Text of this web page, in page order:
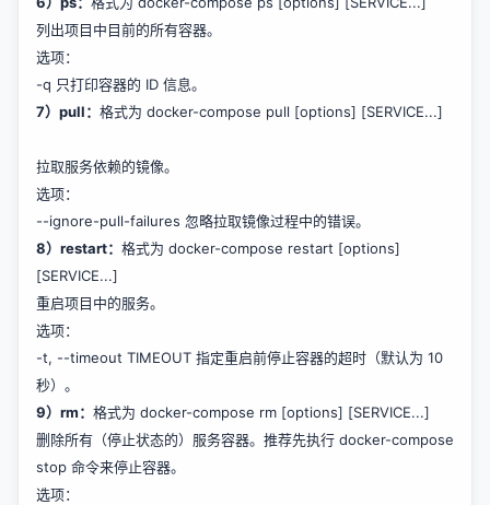
列出项目中目前的所有容器。
选项：
-q 只打印容器的 ID 信息。
7）pull： 格式为 docker-compose pull [options] [SERVICE...]
拉取服务依赖的镜像。
选项：
--ignore-pull-failures 忽略拉取镜像过程中的错误。
8）restart： 格式为 docker-compose restart [options]
[SERVICE...]
重启项目中的服务。
选项：
-t, --timeout TIMEOUT 指定重启前停止容器的超时（默认为 10
秒）。
9）rm： 格式为 docker-compose rm [options] [SERVICE...]
删除所有（停止状态的）服务容器。推荐先执行 docker-compose
stop 命令来停止容器。
选项：